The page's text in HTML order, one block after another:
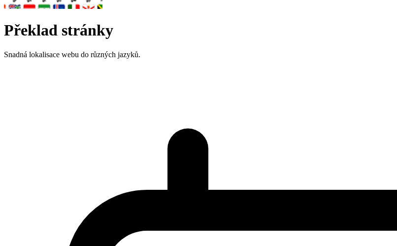
Překlad stránky
Snadná lokalisace webu do různých jazyků.